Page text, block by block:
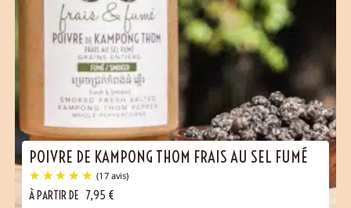
POIVRE DE KAMPONG THOM FRAIS AU SEL FUMÉ
À PARTIR DE 7,95 €